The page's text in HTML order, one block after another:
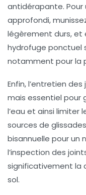
antidérapante.
approfondi,
légèrement durs, et
hydrofuge ponctuel
notamment pour la
Enfin, l’entretien
mais essentiel pour
l’eau et ainsi limiter
sources de
bisannuelle pour
l’inspection des
significativement la
sol.